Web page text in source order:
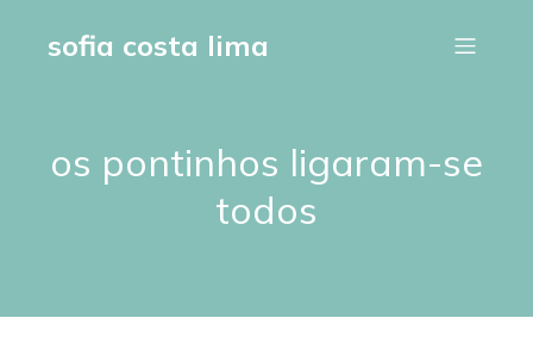
sofia costa lima
os pontinhos ligaram-se
todos